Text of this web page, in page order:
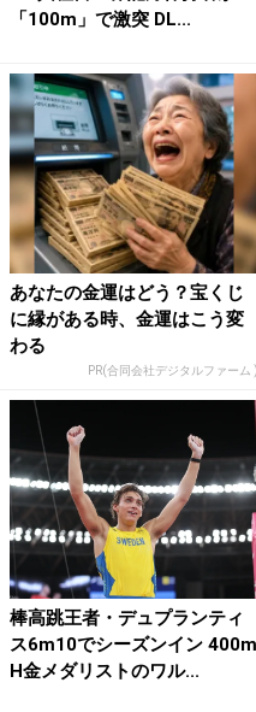
「100m」で激突 DL...
あなたの金運はどう？宝くじ
に縁がある時、金運はこう変
わる
PR(合同会社デジタルファーム )
棒高跳王者・デュプランティ
ス6m10でシーズンイン 400m
H金メダリストのワル...